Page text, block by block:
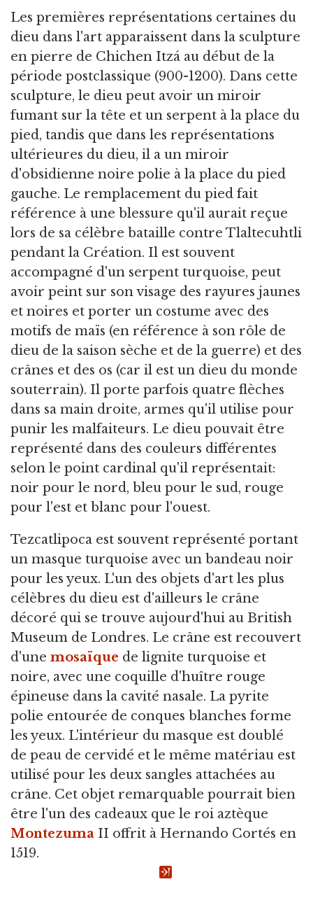
Les premières représentations certaines du
dieu dans l'art apparaissent dans la sculpture
en pierre de Chichen Itzá au début de la
période postclassique (900-1200). Dans cette
sculpture, le dieu peut avoir un miroir
fumant sur la tête et un serpent à la place du
pied, tandis que dans les représentations
ultérieures du dieu, il a un miroir
d'obsidienne noire polie à la place du pied
gauche. Le remplacement du pied fait
référence à une blessure qu'il aurait reçue
lors de sa célèbre bataille contre Tlaltecuhtli
pendant la Création. Il est souvent
accompagné d'un serpent turquoise, peut
avoir peint sur son visage des rayures jaunes
et noires et porter un costume avec des
motifs de maïs (en référence à son rôle de
dieu de la saison sèche et de la guerre) et des
crânes et des os (car il est un dieu du monde
souterrain). Il porte parfois quatre flèches
dans sa main droite, armes qu'il utilise pour
punir les malfaiteurs. Le dieu pouvait être
représenté dans des couleurs différentes
selon le point cardinal qu'il représentait:
noir pour le nord, bleu pour le sud, rouge
pour l'est et blanc pour l'ouest.
Tezcatlipoca est souvent représenté portant
un masque turquoise avec un bandeau noir
pour les yeux. L'un des objets d'art les plus
célèbres du dieu est d'ailleurs le crâne
décoré qui se trouve aujourd'hui au British
Museum de Londres. Le crâne est recouvert
d'une mosaïque de lignite turquoise et
noire, avec une coquille d'huître rouge
épineuse dans la cavité nasale. La pyrite
polie entourée de conques blanches forme
les yeux. L'intérieur du masque est doublé
de peau de cervidé et le même matériau est
utilisé pour les deux sangles attachées au
crâne. Cet objet remarquable pourrait bien
être l'un des cadeaux que le roi aztèque
Montezuma II offrit à Hernando Cortés en
1519.